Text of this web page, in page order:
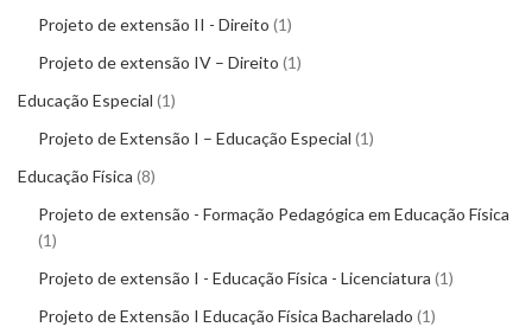
Projeto de extensão II - Direito 1
Projeto de extensão IV – Direito 1
Educação Especial 1
Projeto de Extensão I – Educação Especial 1
Educação Física 8
Projeto de extensão - Formação Pedagógica em Educação Física
1
Projeto de extensão I - Educação Física - Licenciatura 1
Projeto de Extensão I Educação Física Bacharelado 1